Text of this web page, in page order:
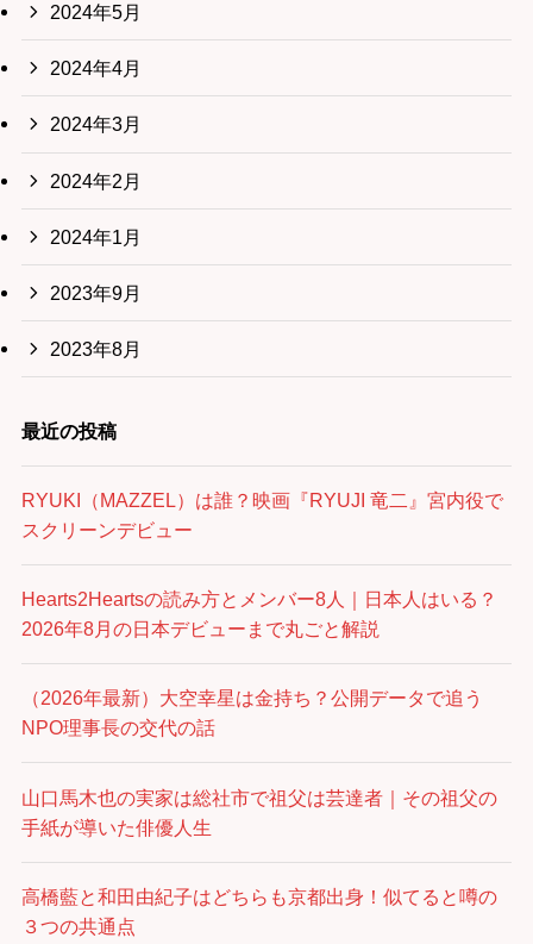
2024年5月
2024年4月
2024年3月
2024年2月
2024年1月
2023年9月
2023年8月
最近の投稿
RYUKI（MAZZEL）は誰？映画『RYUJI 竜二』宮内役で
スクリーンデビュー
Hearts2Heartsの読み方とメンバー8人｜日本人はいる？
2026年8月の日本デビューまで丸ごと解説
（2026年最新）大空幸星は金持ち？公開データで追う
NPO理事長の交代の話
山口馬木也の実家は総社市で祖父は芸達者｜その祖父の
手紙が導いた俳優人生
高橋藍と和田由紀子はどちらも京都出身！似てると噂の
３つの共通点